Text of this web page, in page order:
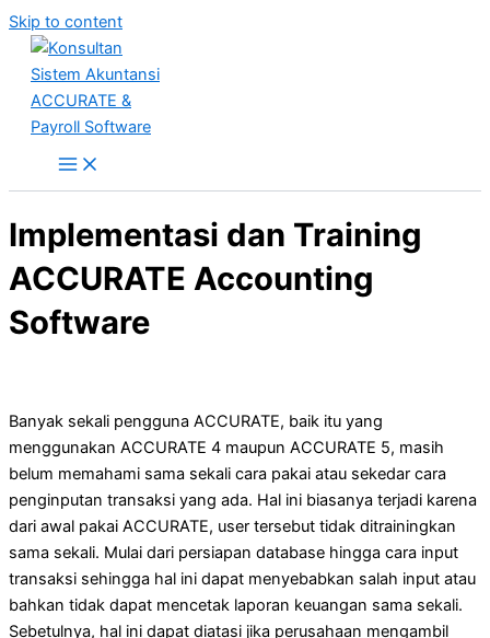
Skip to content
Implementasi dan Training
ACCURATE Accounting
Software
Banyak sekali pengguna ACCURATE, baik itu yang
menggunakan ACCURATE 4 maupun ACCURATE 5, masih
belum memahami sama sekali cara pakai atau sekedar cara
penginputan transaksi yang ada. Hal ini biasanya terjadi karena
dari awal pakai ACCURATE, user tersebut tidak ditrainingkan
sama sekali. Mulai dari persiapan database hingga cara input
transaksi sehingga hal ini dapat menyebabkan salah input atau
bahkan tidak dapat mencetak laporan keuangan sama sekali.
Sebetulnya, hal ini dapat diatasi jika perusahaan mengambil